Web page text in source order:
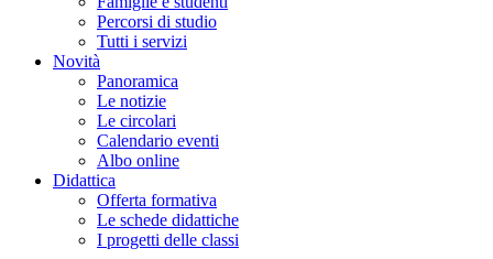
Percorsi di studio
Tutti i servizi
Novità
Panoramica
Le notizie
Le circolari
Calendario eventi
Albo online
Didattica
Offerta formativa
Le schede didattiche
I progetti delle classi